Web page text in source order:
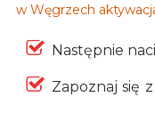
w Węgrzech
Następnie
Zapoznaj się